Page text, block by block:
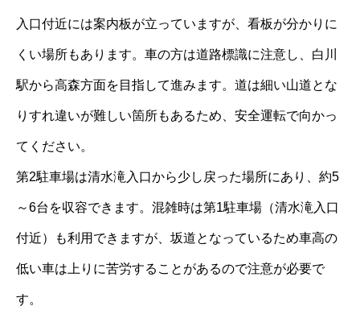
入口付近には案内板が立っていますが、看板が分かりに
くい場所もあります。車の方は道路標識に注意し、白川
駅から高森方面を目指して進みます。道は細い山道とな
りすれ違いが難しい箇所もあるため、安全運転で向かっ
てください。
第2駐車場は清水滝入口から少し戻った場所にあり、約5
～6台を収容できます。混雑時は第1駐車場（清水滝入口
付近）も利用できますが、坂道となっているため車高の
低い車は上りに苦労することがあるので注意が必要で
す。